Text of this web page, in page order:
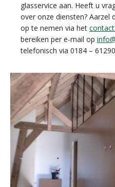
glasservice aan. Heeft u
over onze diensten?
op te nemen via het
bereiken per e-mail op
telefonisch via 0184 –